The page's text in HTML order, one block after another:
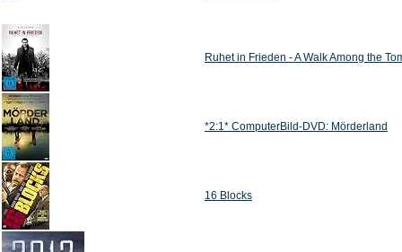
Ruhet in Frieden - A Walk Among the
*2:1* ComputerBild-DVD: Mörderland
16 Blocks